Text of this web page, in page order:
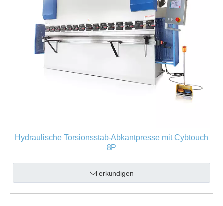
Hydraulische Torsionsstab-Abkantpresse mit Cybtouch
8P
erkundigen